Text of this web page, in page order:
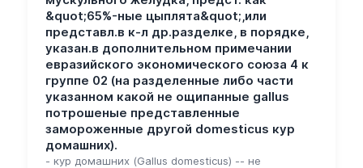
&quot;65%-ные цыплята&quot;,или
представл.в к-л др.разделке, в порядке,
указан.в дополнительном примечании
евразийского экономического союза 4 к
группе 02 (на разделенные либо части
указанном какой не ощипанные gallus
потрошеные представленные
замороженные другой domesticus кур
домашних).
- кур домашних (Gallus domesticus) -- не